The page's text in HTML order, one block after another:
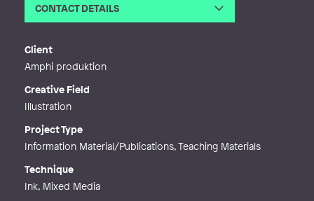
CONTACT DETAILS
Client
Amphi produktion
Creative Field
Illustration
Project Type
Information Material/Publications, Teaching Materials
Technique
Ink, Mixed Media